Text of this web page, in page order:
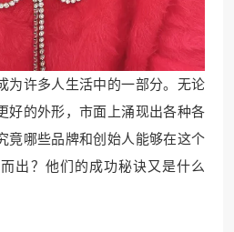
为许多人生活中的一部分。无论
好的外形，市面上涌现出各种各
竟哪些品牌和创始人能够在这个
出？他们的成功秘诀又是什么